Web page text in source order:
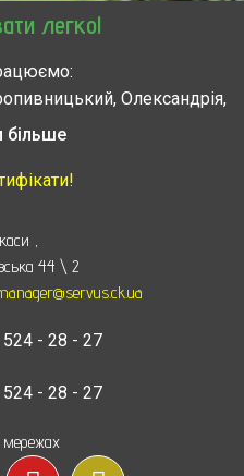
легко!
Олександрія,
Світловодськ
Каменка, Канев, Корсунь-
Умань, Христиновка.
Чорнобай, Шпола
більше
44 \ 2
- 28 - 27
- 28 - 27